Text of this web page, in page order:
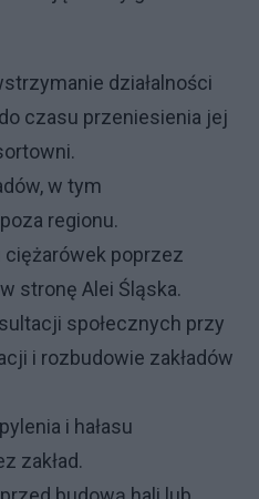
działalności
czasu przeniesienia jej
w tym
regionu.
poprzez
stronę Alei Śląska.
społecznych przy
i rozbudowie zakładów
i hałasu
zakład.